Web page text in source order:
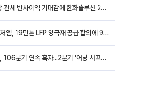
美 태양광 관세 반사이익 기대감에 한화솔루션 20%대·OCI홀딩스 14%대 급등
포스코퓨처엠, 19만톤 LFP 양극재 공급 합의에 9%대 강세
고려아연, 106분기 연속 흑자...2분기 '어닝 서프라이즈'에 장 초반 12%대 강세